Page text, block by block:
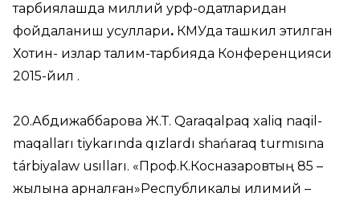
тарбиялашда миллий урф-одатларидан
фойдаланиш усуллари. КМУда ташкил этилган
Хотин- қизлар талим-тарбияда Конференцияси
2015-йил .
20.Абдижаббарова Ж.Т. Qaraqalpaq xaliq naqil-
maqalları tiykarında qızlardı shańaraq turmısına
tárbiyalaw usılları. «Проф.К.Косназаровтың 85 –
жылына арналған»Республикалық илимий –